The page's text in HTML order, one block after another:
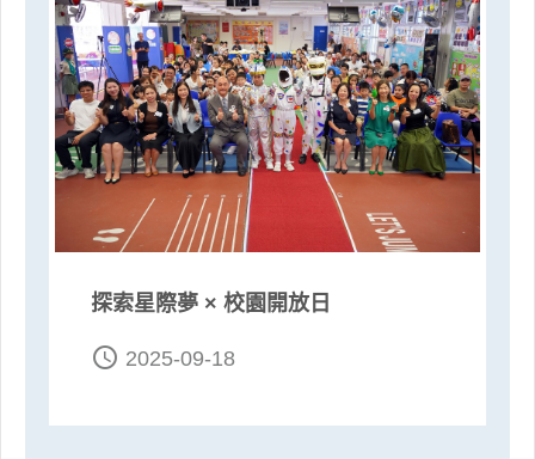
探索星際夢 × 校園開放日
access_time 2025-09-18